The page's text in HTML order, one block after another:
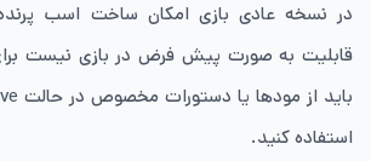
در نسخه عادی بازی امکان ساخت اسب
قابلیت به صورت پیش فرض در بازی نیست
استفاده کنید.